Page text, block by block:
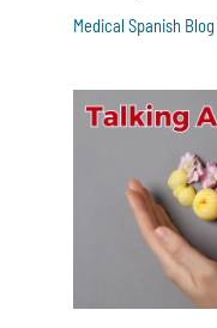
Medical Spanish Blog